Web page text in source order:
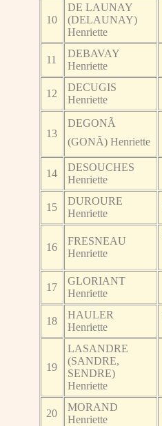
10
DE LAUNAY
(DELAUNAY)
Henriette
11
DEBAVAY
Henriette
12
DECUGIS
Henriette
13
DEGONÃ
(GONÃ) Henriette
14
DESOUCHES
Henriette
15
DUROURE
Henriette
16
FRESNEAU
Henriette
17
GLORIANT
Henriette
18
HAULER
Henriette
19
LASANDRE
(SANDRE,
SENDRE)
Henriette
20
MORAND
Henriette